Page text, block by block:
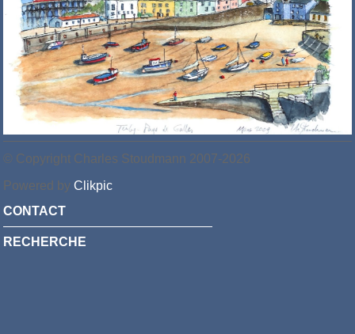
© Copyright Charles Stoudmann 2007-2026
Powered by Clikpic
CONTACT
RECHERCHE